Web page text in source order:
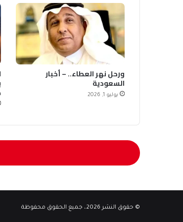
ورحل نهر العطاء.. – أخبار
السعودية
يوليو 1, 2026
© حقوق النشر 2026، جميع الحقوق محفوظة